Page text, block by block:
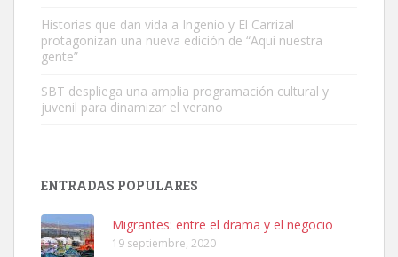
Leales.org » Gran Canaria
Historias que dan vida a Ingenio y El Carrizal
protagonizan una nueva edición de “Aquí nuestra
gente”
SBT despliega una amplia programación cultural y
juvenil para dinamizar el verano
ENTRADAS POPULARES
Migrantes: entre el drama y el negocio
19 septiembre, 2020